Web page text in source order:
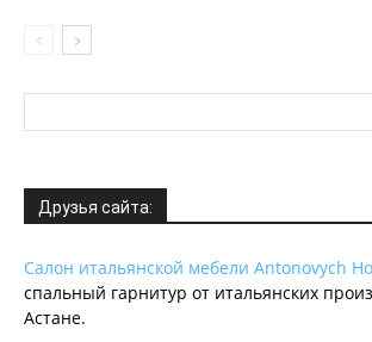
Друзья сайта:
Салон итальянской мебели Antonovych
спальный гарнитур от итальянских
Астане.